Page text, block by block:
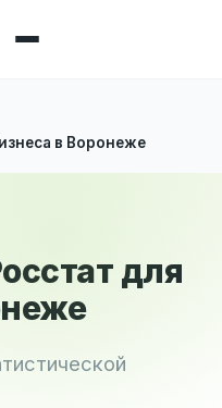
в Воронеже
для